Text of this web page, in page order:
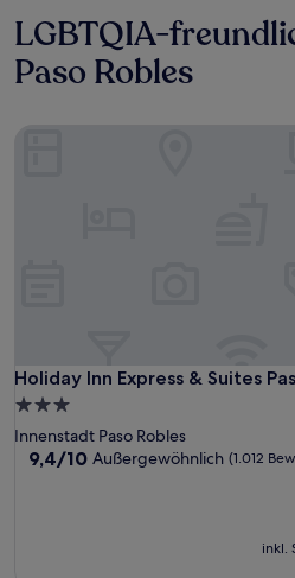
LGBTQIA-
Paso Robles
Holiday Inn Express & Suites
Holiday Inn Express & Suites
3.0-
Sterne-
Unterkunft
Innenstadt Paso Robles
9.4
9,4/10 Außergewöhnlich (1.012
inkl.